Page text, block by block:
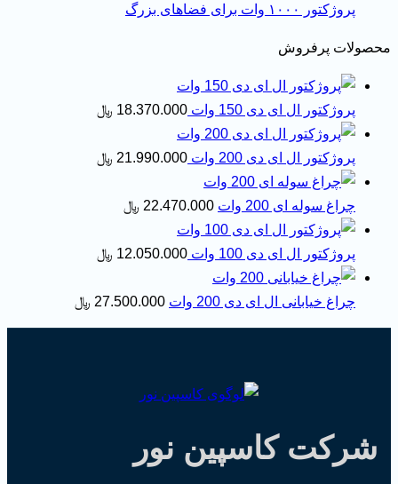
پروژکتور ۱۰۰۰ وات برای فضاهای بزرگ
محصولات پرفروش
پروژکتور ال ای دی 150 وات 18.370.000 ﷼
پروژکتور ال ای دی 200 وات 21.990.000 ﷼
چراغ سوله ای 200 وات 22.470.000 ﷼
پروژکتور ال ای دی 100 وات 12.050.000 ﷼
چراغ خیابانی ال ای دی 200 وات 27.500.000 ﷼
شرکت کاسپین نور